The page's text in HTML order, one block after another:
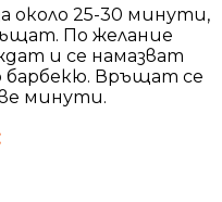
около 25-30 минути,
По желание
и се намазват
барбекю. Връщат се
минути.